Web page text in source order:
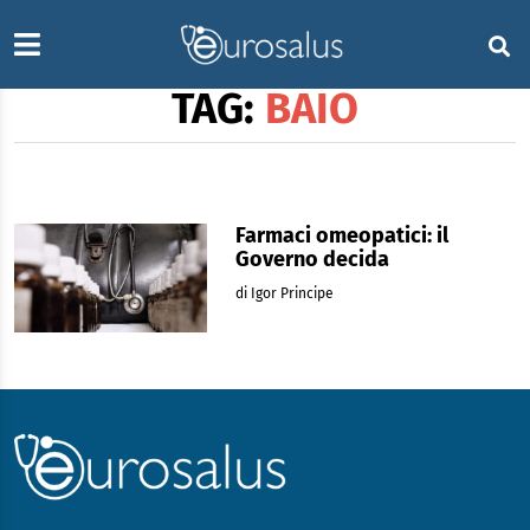
TAG: BAIO
Farmaci omeopatici: il
Governo decida
di Igor Principe